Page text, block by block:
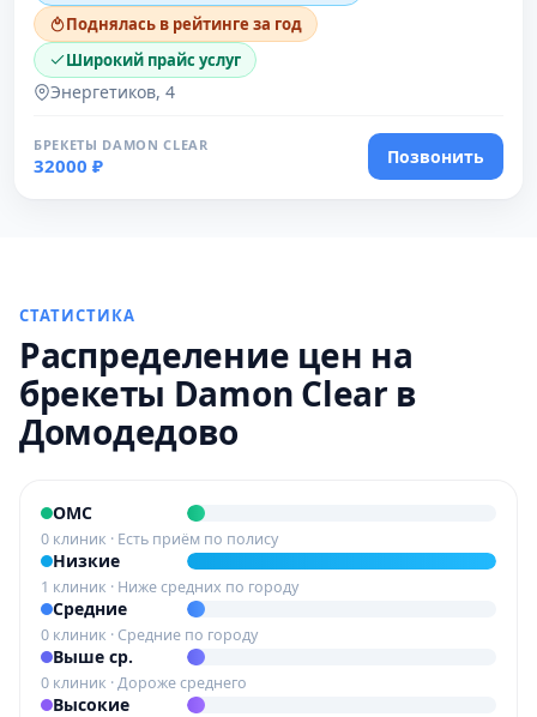
Поднялась в рейтинге за год
Широкий прайс услуг
Энергетиков, 4
БРЕКЕТЫ DAMON CLEAR
32000 ₽ Позвонить
СТАТИСТИКА
Распределение цен на
брекеты Damon Clear в
Домодедово
ОМС
0 клиник · Есть приём по полису
Низкие
1 клиник · Ниже средних по городу
Средние
0 клиник · Средние по городу
Выше ср.
0 клиник · Дороже среднего
Высокие